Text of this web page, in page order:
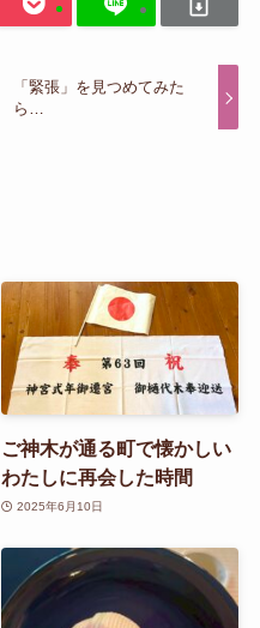
「緊張」を見つめてみた
ら…
ご神木が通る町で懐かしい
わたしに再会した時間
2025年6月10日